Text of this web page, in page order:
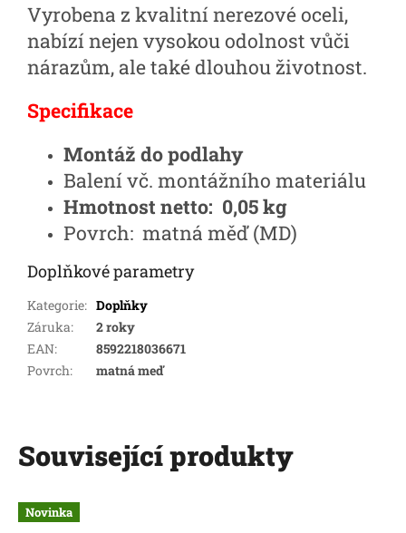
Vyrobena z kvalitní nerezové oceli,
nabízí nejen vysokou odolnost vůči
nárazům, ale také dlouhou životnost.
Specifikace
Montáž do podlahy
Balení vč. montážního materiálu
Hmotnost netto: 0,05 kg
Povrch: matná měď (MD)
Doplňkové parametry
Kategorie: Doplňky
Záruka:
2 roky
EAN:
8592218036671
Povrch: matná meď
Související produkty
Novinka